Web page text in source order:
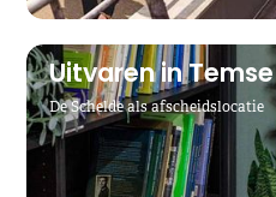
Uitvaren in Temse
De Schelde als afscheidslocatie